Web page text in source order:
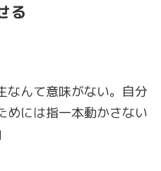
る
なんて意味がない。自分
めには指一本動かさない